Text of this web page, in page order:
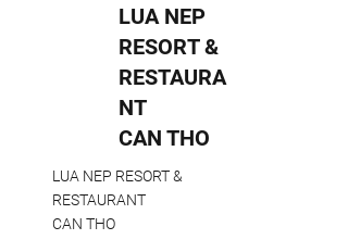
LUA NEP
RESORT &
RESTAURA
NT
CAN THO
LUA NEP RESORT &
RESTAURANT
CAN THO